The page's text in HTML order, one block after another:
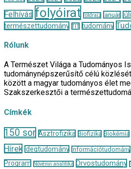
Felhívás folyóirat földrajz január
természettudomány TIT tudomány
Rólunk
A Természet Világa a Tudományos
tudománynépszerűsítő célú
között a magyar tudományos élet
Szakszerkesztői a
Címkék
150 sor Asztrofizika Biofizika Biokémia
Hírek Idegtudomány Információtudomány
Program
Növényi analitika Orvostudomány